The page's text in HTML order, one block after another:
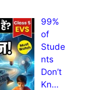
99%
of
Stude
nts
Don’t
Kn…